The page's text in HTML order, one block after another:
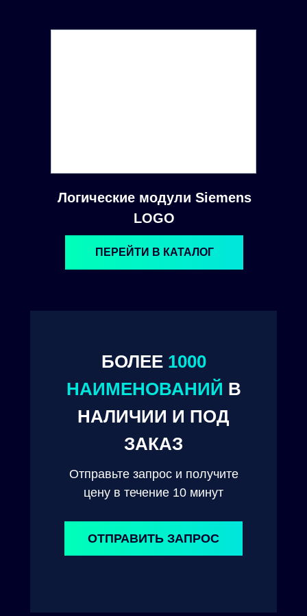
ОТПРАВИТЬ ЗАПРОС
БОЛЕЕ 1000
НАИМЕНОВАНИЙ В
НАЛИЧИИ И ПОД
ЗАКАЗ
Отправьте запрос и получите
цену в течение 10 минут
Логические модули Siemens
LOGO
ПЕРЕЙТИ В КАТАЛОГ
© 2024. ООО "Технокам Инжиниринг"